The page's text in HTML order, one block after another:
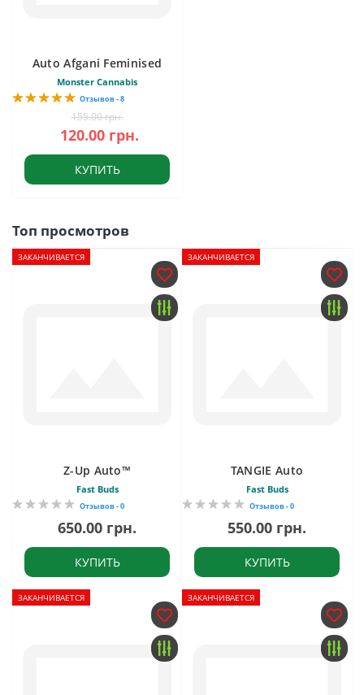
Auto Afgani Feminised
Monster Cannabis
Отзывов - 8
155.00 грн.
120.00 грн.
КУПИТЬ
Топ просмотров
ЗАКАНЧИВАЕТСЯ
Z-Up Auto™
Fast Buds
Отзывов - 0
650.00 грн.
КУПИТЬ
ЗАКАНЧИВАЕТСЯ
TANGIE Auto
Fast Buds
Отзывов - 0
550.00 грн.
КУПИТЬ
ЗАКАНЧИВАЕТСЯ ЗАКАНЧИВАЕТСЯ